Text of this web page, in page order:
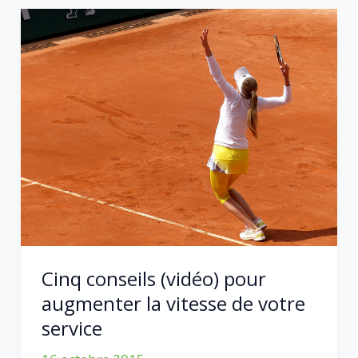
coup
droit
l’aide
d’un
professeur
agrégé
de
physique
et
d’un
du
tennis
Cinq conseils (vidéo) pour
augmenter la vitesse de votre
service